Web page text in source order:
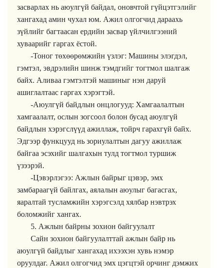
засварлах нь аюулгүй байдал, оновчтой гүйцэтгэлийг
хангахад амин чухал юм. Ажил олгогчид дараахь
зүйлийг багтаасан ердийн засвар үйлчилгээний
хуваарийг гаргах ёстой.
-Тоног төхөөрөмжийн үзлэг: Машины элэгдэл,
гэмтэл, эвдрэлийн шинж тэмдгийг тогтмол шалгаж
байх. Аливаа гэмтэлтэй машиныг нэн даруй
ашиглалтаас гаргах хэрэгтэй.
-Аюулгүй байдлын онцлогууд: Хамгаалалтын
хамгаалалт, ослын зогсоол болон бусад аюулгүй
байдлын хэрэгслүүд ажиллаж, тойрч гарахгүй байх.
Эдгээр функцууд нь зориулалтын дагуу ажиллаж
байгаа эсэхийг шалгахын тулд тогтмол туршиж
үзээрэй.
-Цэвэрлэгээ: Ажлын байрыг цэвэр, эмх
замбараагүй байлгах, аялалын аюулыг багасгах,
яаралтай тусламжийн хэрэгсэлд хялбар нэвтрэх
боломжийг хангах.
5. Ажлын байрны зохион байгуулалт
Сайн зохион байгуулалттай ажлын байр нь
аюулгүй байдлыг хангахад ихээхэн хувь нэмэр
оруулдаг. Ажил олгогчид эмх цэгцтэй орчинг дэмжих